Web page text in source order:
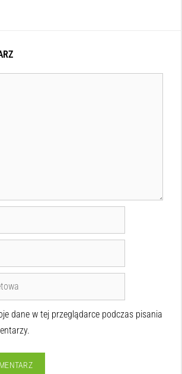
dane w tej przeglądarce podczas pisania